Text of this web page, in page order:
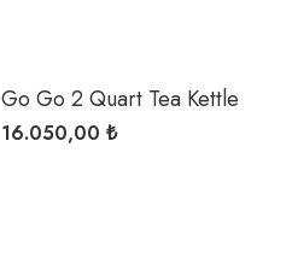
Go Go 2 Quart Tea Kettle
16.050,00 ₺